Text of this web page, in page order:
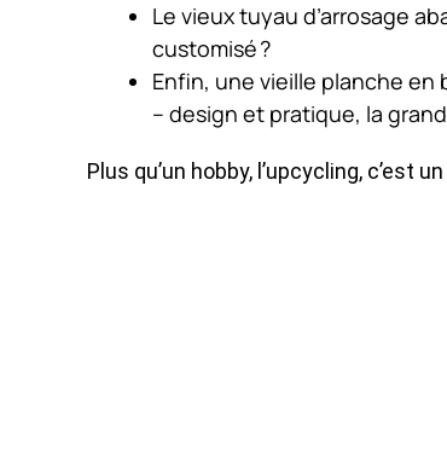
Le vieux tuyau d’arrosage
customisé ?
Enfin, une vieille planche en
– design et pratique, la
Plus qu’un hobby, l’upcycling, c’est un